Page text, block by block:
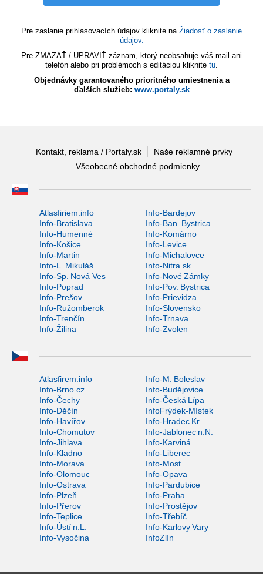
Pre zaslanie prihlasovacích údajov kliknite na Žiadosť o zaslanie
údajov.
Pre ZMAZAŤ / UPRAVIŤ záznam, ktorý neobsahuje váš mail ani
telefón alebo pri problémoch s editáciou kliknite tu.
Objednávky garantovaného prioritného umiestnenia a
ďalších služieb: www.portaly.sk
Kontakt, reklama / Portaly.sk
Naše reklamné prvky
Všeobecné obchodné podmienky
Atlasfiriem.info
Info-Bardejov
Info-Bratislava
Info-Ban. Bystrica
Info-Humenné
Info-Komárno
Info-Košice
Info-Levice
Info-Martin
Info-Michalovce
Info-L. Mikuláš
Info-Nitra.sk
Info-Sp. Nová Ves
Info-Nové Zámky
Info-Poprad
Info-Pov. Bystrica
Info-Prešov
Info-Prievidza
Info-Ružomberok
Info-Slovensko
Info-Trenčín
Info-Trnava
Info-Žilina
Info-Zvolen
Atlasfirem.info
Info-M. Boleslav
Info-Brno.cz
Info-Budějovice
Info-Čechy
Info-Česká Lípa
Info-Děčín
InfoFrýdek-Místek
Info-Havířov
Info-Hradec Kr.
Info-Chomutov
Info-Jablonec n.N.
Info-Jihlava
Info-Karviná
Info-Kladno
Info-Liberec
Info-Morava
Info-Most
Info-Olomouc
Info-Opava
Info-Ostrava
Info-Pardubice
Info-Plzeň
Info-Praha
Info-Přerov
Info-Prostějov
Info-Teplice
Info-Třebíč
Info-Ústí n.L.
Info-Karlovy Vary
Info-Vysočina
InfoZlín